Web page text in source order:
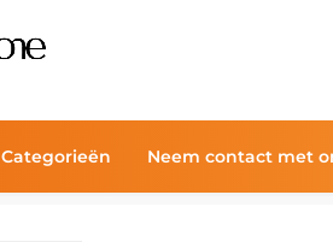
Categorieën Neem contact met